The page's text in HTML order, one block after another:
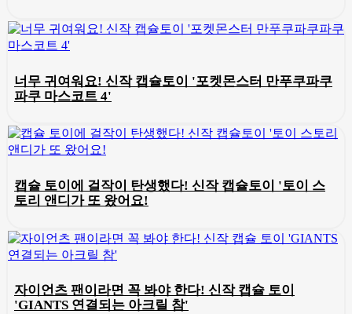
너무 귀여워요! 신작 캡슐토이 '포켓몬스터 만푸쿠파쿠
파쿠 마스코트 4'
캡슐 토이에 걸작이 탄생했다! 신작 캡슐토이 '토이 스
토리 앤디가 또 왔어요!
자이언츠 팬이라면 꼭 봐야 한다! 신작 캡슐 토이
'GIANTS 연결되는 아크릴 참'